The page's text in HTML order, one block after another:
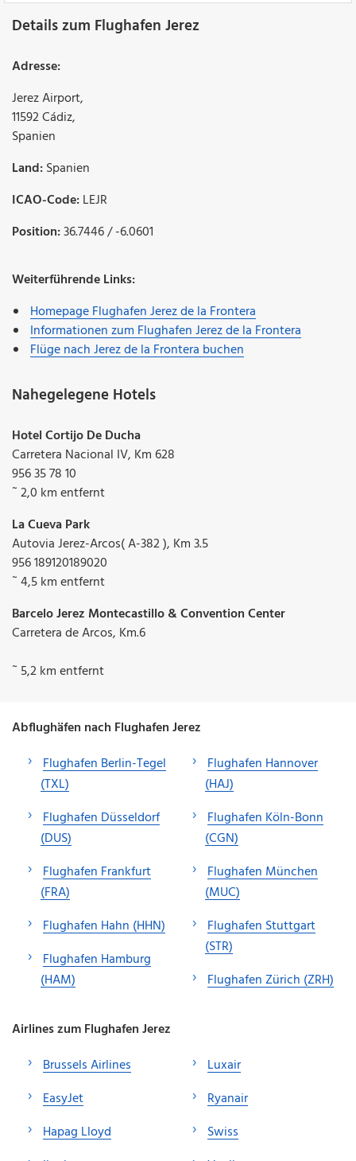
Details zum Flughafen Jerez
Adresse:
Jerez Airport,
11592Cádiz,
Spanien
Land:Spanien
ICAO-Code:LEJR
Position:36.7446 / -6.0601
Weiterführende Links:
Homepage Flughafen Jerez de la Frontera
Informationen zum Flughafen Jerez de la Frontera
Flüge nach Jerez de la Frontera buchen
Nahegelegene Hotels
Hotel Cortijo De Ducha
Carretera Nacional IV, Km 628
956 35 78 10
˜ 2,0 km entfernt
La Cueva Park
Autovia Jerez-Arcos( A-382 ), Km 3.5
956 189120189020
˜ 4,5 km entfernt
Barcelo Jerez Montecastillo & Convention Center
Carretera de Arcos, Km.6
˜ 5,2 km entfernt
Abflughäfen nach Flughafen Jerez
Flughafen Berlin-Tegel
(TXL)
Flughafen Düsseldorf
(DUS)
Flughafen Frankfurt
(FRA)
Flughafen Hahn (HHN)
Flughafen Hamburg
(HAM)
Flughafen Hannover
(HAJ)
Flughafen Köln-Bonn
(CGN)
Flughafen München
(MUC)
Flughafen Stuttgart
(STR)
Flughafen Zürich (ZRH)
Airlines zum Flughafen Jerez
Brussels Airlines
EasyJet
Hapag Lloyd
Luxair
Ryanair
Swiss